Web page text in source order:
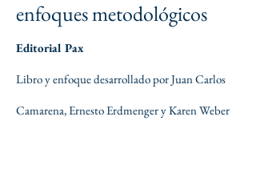
enfoques metodológicos
Editorial Pax
Libro y enfoque desarrollado por Juan Carlos
Camarena, Ernesto Erdmenger y Karen Weber